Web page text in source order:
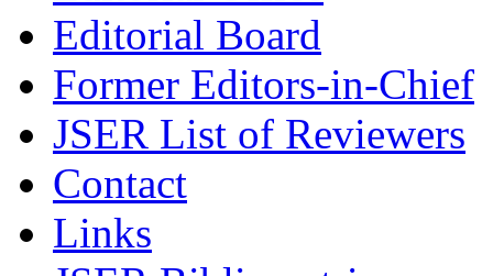
Editorial Board
Former Editors-in-Chief
JSER List of Reviewers
Contact
Links